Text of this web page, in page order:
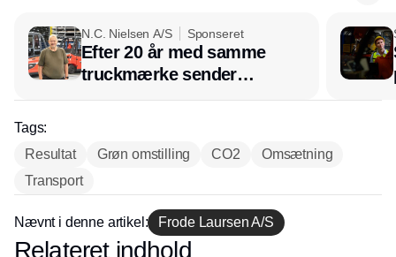
N.C. Nielsen A/S Sponseret
Efter 20 år med samme
truckmærke sender
lagerchef stafetten videre
Tags:
Resultat
Grøn omstilling CO2
Omsætning
Transport
Nævnt i denne artikel: Frode Laursen A/S
Annonce
Relateret indhold